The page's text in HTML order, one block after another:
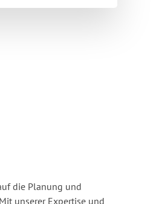
die Planung und
unserer Expertise und